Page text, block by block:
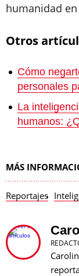
humanidad
Otros
Cómo
personales
La
humanos:
MÁS
Reportajes